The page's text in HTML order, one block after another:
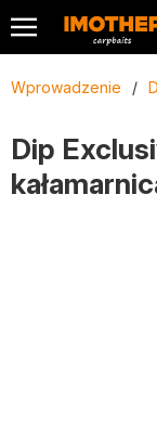
Wprowadzenie /
Dip